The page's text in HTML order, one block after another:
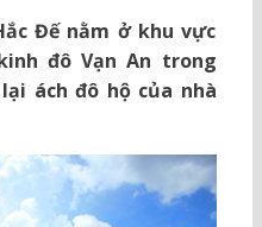
Đế nằm ở khu vực
đô Vạn An trong
ách đô hộ của nhà